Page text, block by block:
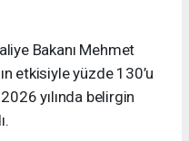
Bakanı Mehmet
etkisiyle yüzde 130’u
yılında belirgin